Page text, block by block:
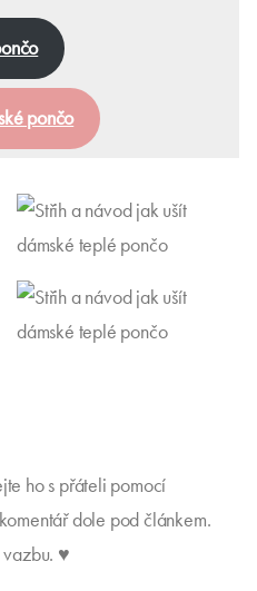
pončo
ho s přáteli pomocí
dole pod článkem.
vazbu. ♥